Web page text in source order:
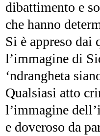
dibattimento e
che hanno
Si è appreso dai
l’immagine di
‘ndrangheta
Qualsiasi atto
l’immagine
e doveroso da